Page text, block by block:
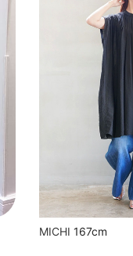
MICHI 167cm